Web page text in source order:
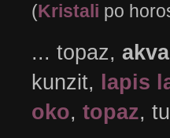
(Kristali po
... topaz,
kunzit, lapis
oko, topaz,